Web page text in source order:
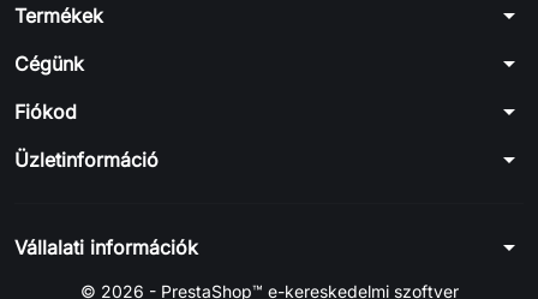
Termékek arrow_drop_down
Cégünk arrow_drop_down
Fiókod arrow_drop_down
Üzletinformáció arrow_drop_down
Vállalati információk arrow_drop_down
© 2026 - PrestaShop™ e-kereskedelmi szoftver